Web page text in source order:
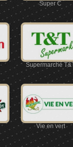
Super C
Supermarché T&T
Vie en vert